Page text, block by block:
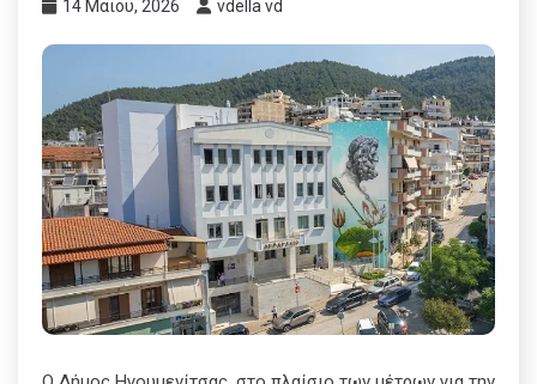
14 Μαΐου, 2026 vdella vd